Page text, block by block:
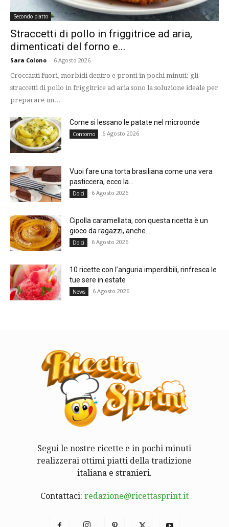
Secondo piatto
Straccetti di pollo in friggitrice ad aria,
dimenticati del forno e...
Sara Colono - 6 Agosto 2026
Croccanti fuori, morbidi dentro e pronti in pochi minuti: gli
straccetti di pollo in friggitrice ad aria sono la soluzione ideale per
preparare un...
Come si lessano le patate nel microonde
Contorno 6 Agosto 2026
Vuoi fare una torta brasiliana come una vera
pasticcera, ecco la...
Dolci 6 Agosto 2026
Cipolla caramellata, con questa ricetta è un
gioco da ragazzi, anche...
Dolci 6 Agosto 2026
10 ricette con l’anguria imperdibili, rinfresca le
tue sere in estate
News 6 Agosto 2026
Segui le nostre ricette e in pochi minuti
realizzerai ottimi piatti della tradizione
italiana e stranieri.
Contattaci: redazione@ricettasprint.it